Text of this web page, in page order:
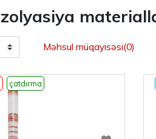
Məhsul müqayisəsi(0)
çatdırma